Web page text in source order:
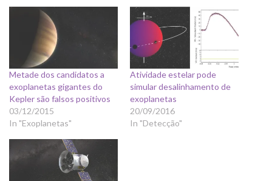
Metade dos candidatos a
exoplanetas gigantes do
Kepler são falsos positivos
03/12/2015
In "Exoplanetas"
Atividade estelar pode
simular desalinhamento de
exoplanetas
20/09/2016
In "Detecção"